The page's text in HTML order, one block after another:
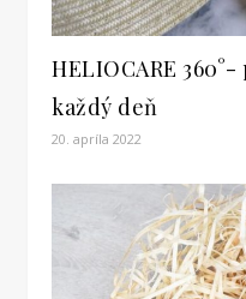
HELIOCARE
každý deň
20. apríla 2022